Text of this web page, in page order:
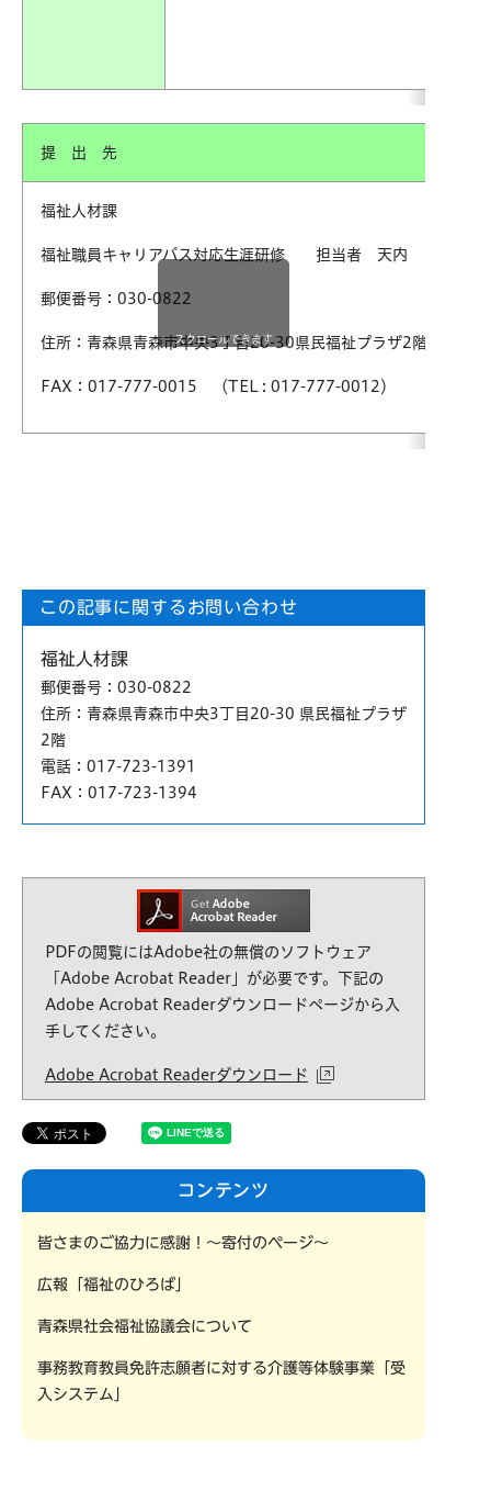
提 出
福祉人材課
福祉職員キャリアパス対応生涯研修 担当者 天内
郵便番号：030-0822
住所：青森県青森市中央3丁目20-30県民福祉プラザ2階
FAX：017-777-0015 （TEL : 017-777-0012）
スクロールできます
この記事に関するお問い合わせ
福祉人材課
郵便番号 ：030-0822
住所 ：青森県青森市中央3丁目20-30 県民福祉プラザ
2階
電話 ：017-723-1391
FAX ：017-723-1394
PDFの閲覧にはAdobe社の無償のソフトウェア
「Adobe Acrobat Reader」が必要です。下記の
Adobe Acrobat Readerダウンロードページから入
手してください。
Adobe Acrobat Readerダウンロード
コンテンツ
皆さまのご協力に感謝！〜寄付のページ〜
広報「福祉のひろば」
青森県社会福祉協議会について
事務教育教員免許志願者に対する介護等体験事業「受
入システム」